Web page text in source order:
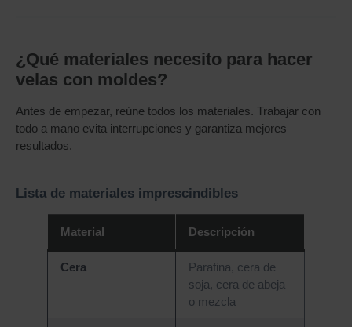
¿Qué materiales necesito para hacer
velas con moldes?
Antes de empezar, reúne todos los materiales. Trabajar con
todo a mano evita interrupciones y garantiza mejores
resultados.
Lista de materiales imprescindibles
Material Descripción
Cera
Parafina, cera de
soja, cera de abeja
o mezcla